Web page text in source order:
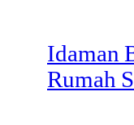
Idaman
Rumah